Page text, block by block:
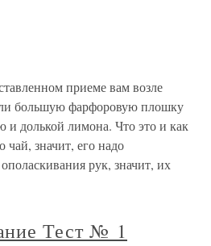
приеме вам возле
большую фарфоровую плошку
и долькой лимона. Что это и как
чай, значит, его надо
рук, значит, их
Тест № 1